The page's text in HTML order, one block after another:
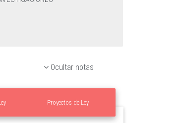
Ocultar notas
Proyectos de Ley